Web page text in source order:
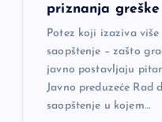
priznanja greške
Potez koji izaziva
saopštenje – zašto
javno postavljaju
Javno preduzeće Rad
saopštenje u kojem…